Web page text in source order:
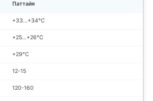
Паттайя
+33…+34°C
+25…+26°C
+29°C
12-15
120-160